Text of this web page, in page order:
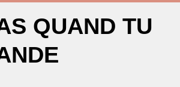
QUAND TU